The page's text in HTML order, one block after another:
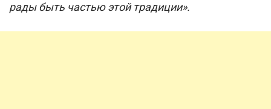
рады быть частью этой традиции».